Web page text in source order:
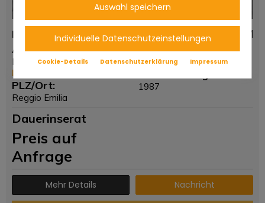
Piaggio Vespa PK 50 XL Rush 0 KM
Anbieter:
Ruote da Sogno
Mehr von diesem Händler
PLZ/Ort:
Reggio Emilia
Fahrzeugtyp:
-
1987
Dauerinserat
Preis auf
Anfrage
Mehr Details Nachricht
Auswahl speichern
Individuelle Datenschutzeinstellungen
Cookie-Details Datenschutzerklärung Impressum